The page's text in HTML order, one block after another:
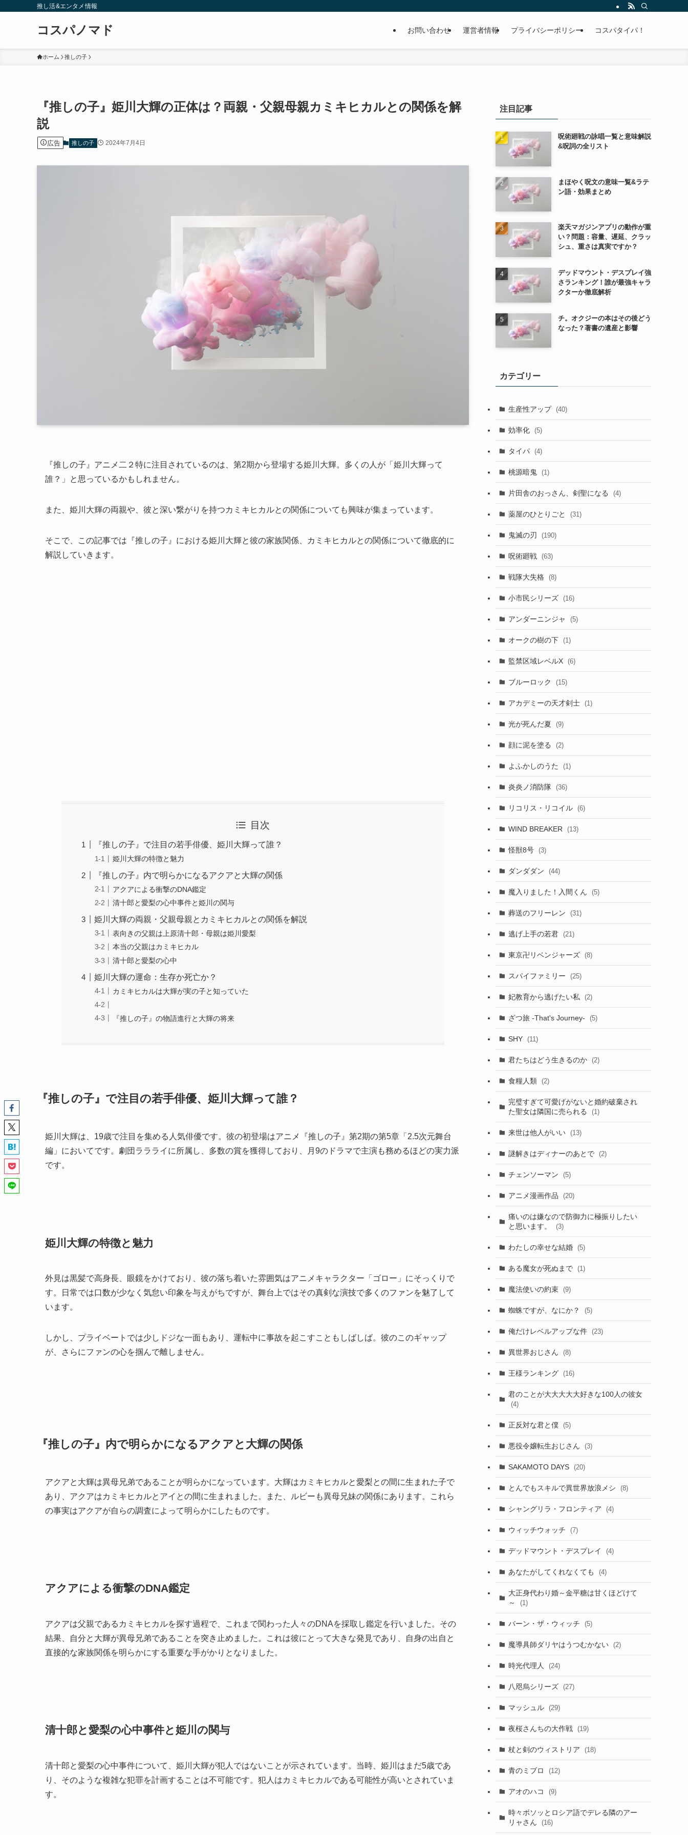
推し活&エンタメ情報
コスパノマド お問い合わせ 運営者情報 プライバシーポリシー コスパタイパ！
ホーム 推しの子
『推しの子』姫川大輝の正体は？両親・父親母親カミキヒカルとの関係を解
説
広告 推しの子 2024年7月4日
『推しの子』アニメ二２特に注目されているのは、第2期から登場する姫川大輝。多くの人が「姫川大輝って
誰？」と思っているかもしれません。
また、姫川大輝の両親や、彼と深い繋がりを持つカミキヒカルとの関係についても興味が集まっています。
そこで、この記事では『推しの子』における姫川大輝と彼の家族関係、カミキヒカルとの関係について徹底的に
解説していきます。
目次
『推しの子』で注目の若手俳優、姫川大輝って誰？
姫川大輝の特徴と魅力
『推しの子』内で明らかになるアクアと大輝の関係
アクアによる衝撃のDNA鑑定
清十郎と愛梨の心中事件と姫川の関与
姫川大輝の両親・父親母親とカミキヒカルとの関係を解説
表向きの父親は上原清十郎・母親は姫川愛梨
本当の父親はカミキヒカル
清十郎と愛梨の心中
姫川大輝の運命：生存か死亡か？
カミキヒカルは大輝が実の子と知っていた
『推しの子』の物語進行と大輝の将来
『推しの子』で注目の若手俳優、姫川大輝って誰？
姫川大輝は、19歳で注目を集める人気俳優です。彼の初登場はアニメ『推しの子』第2期の第5章「2.5次元舞台
編」においてです。劇団ララライに所属し、多数の賞を獲得しており、月9のドラマで主演も務めるほどの実力派
です。
姫川大輝の特徴と魅力
外見は黒髪で高身長、眼鏡をかけており、彼の落ち着いた雰囲気はアニメキャラクター「ゴロー」にそっくりで
す。日常では口数が少なく気怠い印象を与えがちですが、舞台上ではその真剣な演技で多くのファンを魅了して
います。
しかし、プライベートでは少しドジな一面もあり、運転中に事故を起こすこともしばしば。彼のこのギャップ
が、さらにファンの心を掴んで離しません。
『推しの子』内で明らかになるアクアと大輝の関係
アクアと大輝は異母兄弟であることが明らかになっています。大輝はカミキヒカルと愛梨との間に生まれた子で
あり、アクアはカミキヒカルとアイとの間に生まれました。また、ルビーも異母兄妹の関係にあります。これら
の事実はアクアが自らの調査によって明らかにしたものです。
アクアによる衝撃のDNA鑑定
アクアは父親であるカミキヒカルを探す過程で、これまで関わった人々のDNAを採取し鑑定を行いました。その
結果、自分と大輝が異母兄弟であることを突き止めました。これは彼にとって大きな発見であり、自身の出自と
直接的な家族関係を明らかにする重要な手がかりとなりました。
清十郎と愛梨の心中事件と姫川の関与
清十郎と愛梨の心中事件について、姫川大輝が犯人ではないことが示されています。当時、姫川はまだ5歳であ
り、そのような複雑な犯罪を計画することは不可能です。犯人はカミキヒカルである可能性が高いとされていま
す。
注目記事
呪術廻戦の詠唱一覧と意味解説
&呪詞の全リスト
まほやく呪文の意味一覧&ラテ
ン語・効果まとめ
楽天マガジンアプリの動作が重
い？問題：容量、遅延、クラッ
シュ、重さは真実ですか？
デッドマウント・デスプレイ強
さランキング！誰が最強キャラ
クターか徹底解析
チ。オクジーの本はその後どう
なった？著書の遺産と影響
カテゴリー
生産性アップ (40)
効率化 (5)
タイパ (4)
桃源暗鬼 (1)
片田舎のおっさん、剣聖になる (4)
薬屋のひとりごと (31)
鬼滅の刃 (190)
呪術廻戦 (63)
戦隊大失格 (8)
小市民シリーズ (16)
アンダーニンジャ (5)
オークの樹の下 (1)
監禁区域レベルX (6)
ブルーロック (15)
アカデミーの天才剣士 (1)
光が死んだ夏 (9)
顔に泥を塗る (2)
よふかしのうた (1)
炎炎ノ消防隊 (36)
リコリス・リコイル (6)
WIND BREAKER (13)
怪獣8号 (3)
ダンダダン (44)
魔入りました！入間くん (5)
葬送のフリーレン (31)
逃げ上手の若君 (21)
東京卍リベンジャーズ (8)
スパイファミリー (25)
妃教育から逃げたい私 (2)
ざつ旅 -That's Journey- (5)
SHY (11)
君たちはどう生きるのか (2)
食糧人類 (2)
完璧すぎて可愛げがないと婚約破棄され
た聖女は隣国に売られる
(1)
来世は他人がいい (13)
謎解きはディナーのあとで (2)
チェンソーマン (5)
アニメ漫画作品 (20)
痛いのは嫌なので防御力に極振りしたい
と思います。
(3)
わたしの幸せな結婚 (5)
ある魔女が死ぬまで (1)
魔法使いの約束 (9)
蜘蛛ですが、なにか？ (5)
俺だけレベルアップな件 (23)
異世界おじさん (8)
王様ランキング (16)
君のことが大大大大大好きな100人の彼女
(4)
正反対な君と僕 (5)
悪役令嬢転生おじさん (3)
SAKAMOTO DAYS (20)
とんでもスキルで異世界放浪メシ (8)
シャングリラ・フロンティア (4)
ウィッチウォッチ (7)
デッドマウント・デスプレイ (4)
あなたがしてくれなくても (4)
大正身代わり婚～金平糖は甘くほどけて
～
(1)
バーン・ザ・ウィッチ (5)
魔導具師ダリヤはうつむかない (2)
時光代理人 (24)
八咫烏シリーズ (27)
マッシュル (29)
夜桜さんちの大作戦 (19)
杖と剣のウィストリア (18)
青のミブロ (12)
アオのハコ (9)
時々ボソッとロシア語でデレる隣のアー
リャさん
(16)